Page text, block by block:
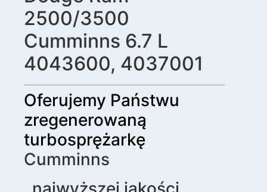
2500/3500
Cumminns 6.7 L
4043600, 4037001
Oferujemy Państwu
zregenerowaną
turbosprężarkę
Cumminns